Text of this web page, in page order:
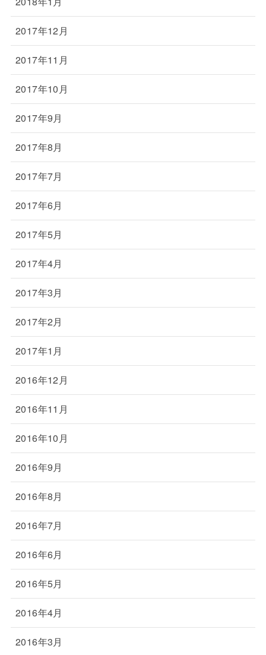
2017年12月
2017年11月
2017年10月
2017年9月
2017年8月
2017年7月
2017年6月
2017年5月
2017年4月
2017年3月
2017年2月
2017年1月
2016年12月
2016年11月
2016年10月
2016年9月
2016年8月
2016年7月
2016年6月
2016年5月
2016年4月
2016年3月